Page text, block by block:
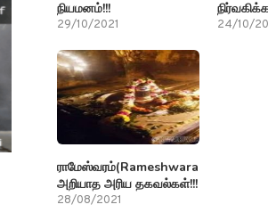
நியமனம்!!!
29/10/2021 24/10/
ராமேஸ்வரம்(Rameshwaram)பற்றி
அறியாத அரிய தகவல்கள்!!!
28/08/2021